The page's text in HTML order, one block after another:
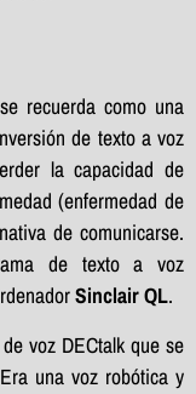
recuerda como una
de texto a voz
la capacidad de
(enfermedad de
de comunicarse.
de texto a voz
Sinclair QL.
voz DECtalk que se
una voz robótica y